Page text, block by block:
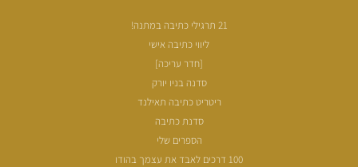
21 תרגילי כתיבה במתנה!
ליווי כתיבה אישי
[חדר עריכה]
סדנה בניו יורק
ריטריט כתיבה תאילנד
סדנת כתיבה
הספרים שלי
100 דרכים לאבד את עצמך בהודו